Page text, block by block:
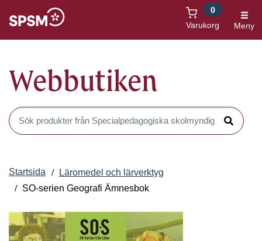
Varukorg
0
Meny
Webbutiken
Sök produkter i Webbutiken
Sök
Startsida
Läromedel och lärverktyg
SO-serien Geografi Ämnesbok